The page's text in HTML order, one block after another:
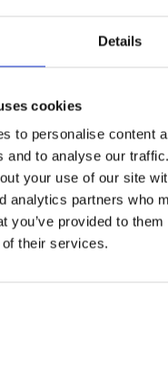
Details
cookies
to personalise content
and to analyse our
your use of our site
analytics partners who
you’ve provided to
their services.
ert segmenteringsarbete?
extern data och brygga
i kundbasen…
Webinar 20 mars
Eventet hålls som
insikter, insikter skapar